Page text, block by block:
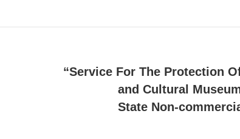
“Service For The Protection
and Cultural
State Non-